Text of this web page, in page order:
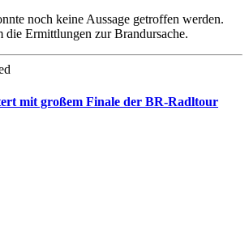
noch keine Aussage getroffen werden.
die Ermittlungen zur Brandursache.
mit großem Finale der BR-Radltour